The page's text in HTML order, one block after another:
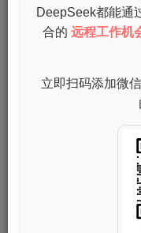
什么是手机兼职赚
取相应报酬的赚钱方
页、推广产品、参加
简单且时间灵活，吸
DeepSeek都能通
合的 远程工作机
立即扫码添加微